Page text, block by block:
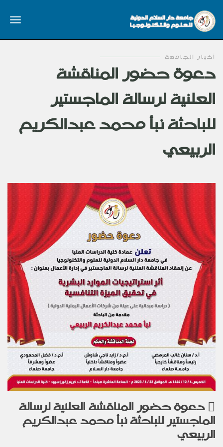
أخبار الجامعة
دعوة حضور المناقشة
العلنية لرسالة الماجستير
للباحثة نبأ محمد عبدالكريم
الربيعي
دعوة حضور المناقشة العلنية لرسالة
الماجستير للباحثة نبأ محمد عبدالكريم
الربيعي